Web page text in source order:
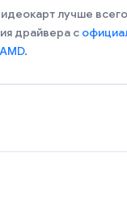
лучше
драйвера с
.